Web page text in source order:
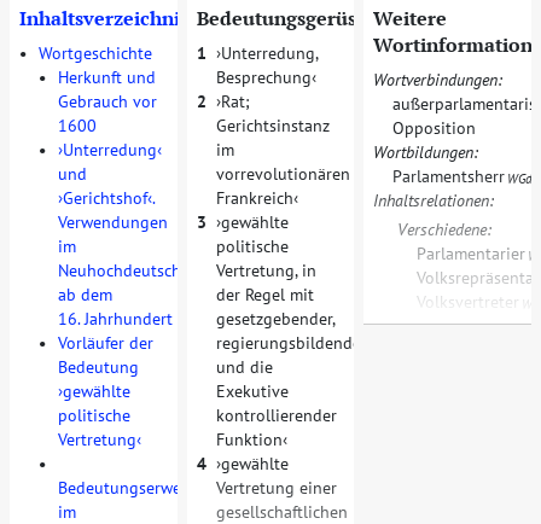
Inhaltsverzeichnis
• Wortgeschichte
•
Herkunft und
Gebrauch vor
1600
•
Unterredung
und
Gerichtshof .
Verwendungen
im
Neuhochdeutschen
ab dem
16. Jahrhundert
• Vorläufer der
Bedeutung
gewählte
politische
Vertretung
•
Bedeutungserweiterung
im
Bedeutungsgerüst
1
Unterredung,
Besprechung
2
Rat;
Gerichtsinstanz
im
vorrevolutionären
Frankreich
3
gewählte
politische
Vertretung, in
der Regel mit
gesetzgebender,
regierungsbildender
und die
Exekutive
kontrollierender
Funktion
4
gewählte
Vertretung einer
gesellschaftlichen
Weitere
Wortverbindungen:
Opposition
Wortbildungen:
Parlamentsherr WGd
Inhaltsrelationen:
Verschiedene:
Parlamentarier
Volksvertreter